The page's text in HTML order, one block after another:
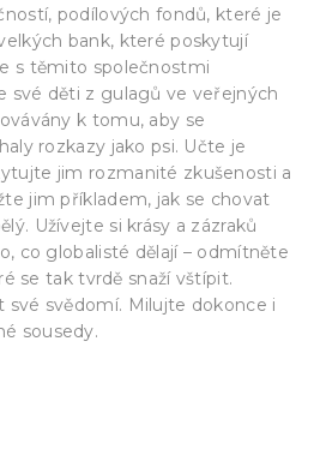
podílových fondů, které je
bank, které poskytují
s těmito společnostmi
své děti z gulagů ve veřejných
k tomu, aby se
rozkazy jako psi. Učte je
jim rozmanité zkušenosti a
jim příkladem, jak se chovat
Užívejte si krásy a zázraků
co globalisté dělají – odmítněte
se tak tvrdě snaží vštípit.
svědomí. Milujte dokonce i
sousedy.